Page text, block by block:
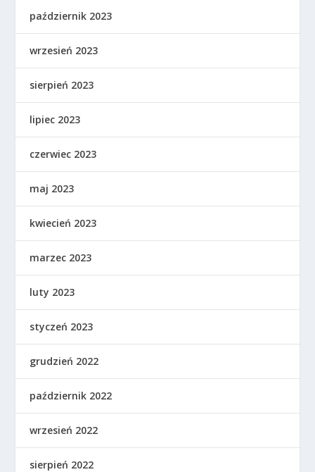
październik 2023
wrzesień 2023
sierpień 2023
lipiec 2023
czerwiec 2023
maj 2023
kwiecień 2023
marzec 2023
luty 2023
styczeń 2023
grudzień 2022
październik 2022
wrzesień 2022
sierpień 2022